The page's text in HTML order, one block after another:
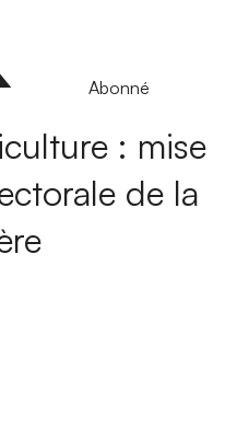
Abonné
: mise
de la